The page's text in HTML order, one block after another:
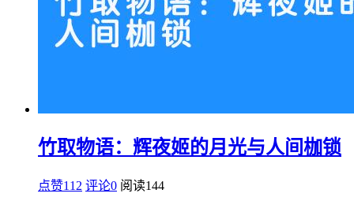
竹取物语：辉夜姬的月光与人间枷锁
点赞112 评论0 阅读144